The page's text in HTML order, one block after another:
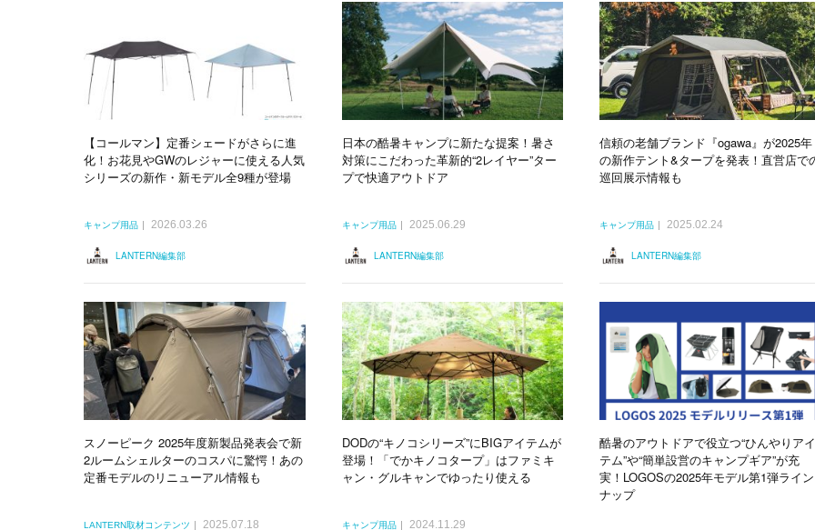
【コールマン】定番シェードがさらに進
化！お花見やGWのレジャーに使える人気
シリーズの新作・新モデル全9種が登場
キャンプ用品 2026.03.26
LANTERN編集部
日本の酷暑キャンプに新たな提案！暑さ
対策にこだわった革新的“2レイヤー”ター
プで快適アウトドア
キャンプ用品 2025.06.29
LANTERN編集部
信頼の老舗ブランド『ogawa』が2025年
の新作テント&タープを発表！直営店で
巡回展示情報も
キャンプ用品 2025.02.24
LANTERN編集部
スノーピーク 2025年度新製品発表会で新
2ルームシェルターのコスパに驚愕！あの
定番モデルのリニューアル情報も
LANTERN取材コンテンツ 2025.07.18
DODの“キノコシリーズ”にBIGアイテムが
登場！「でかキノコタープ」はファミキ
ャン・グルキャンでゆったり使える
キャンプ用品 2024.11.29
酷暑のアウトドアで役立つ“ひんやりア
テム”や“簡単設営のキャンプギア”が充
実！LOGOSの2025年モデル第1弾ライン
ナップ